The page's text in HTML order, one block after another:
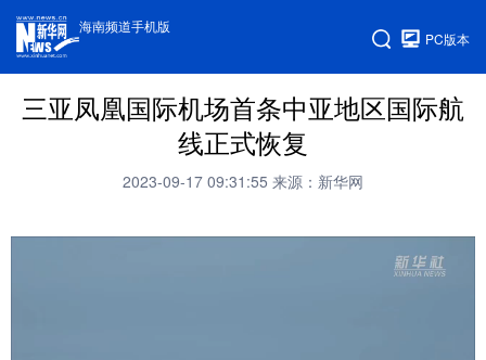
海南频道手机版
PC版本
三亚凤凰国际机场首条中亚地区国际航
线正式恢复
2023-09-17 09:31:55 来源：新华网